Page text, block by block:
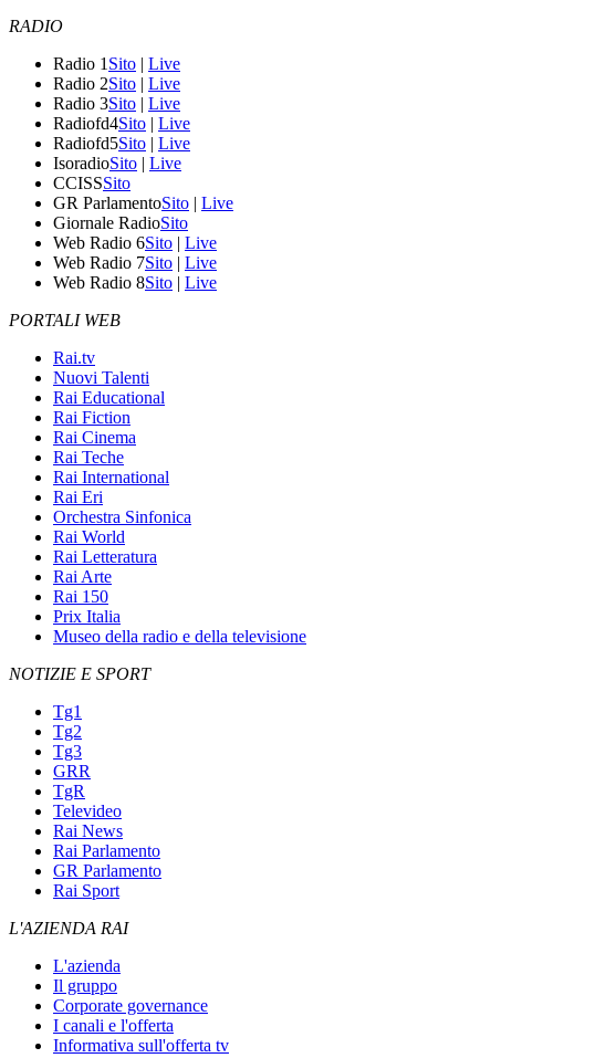
RADIO
Radio 1 Sito | Live
Radio 2Sito | Live
Radio 3Sito | Live
Radiofd4Sito | Live
Radiofd5Sito | Live
IsoradioSito | Live
CCISSSito
GR ParlamentoSito | Live
Giornale RadioSito
Web Radio 6Sito | Live
Web Radio 7Sito | Live
Web Radio 8Sito | Live
PORTALI WEB
Rai.tv
Nuovi Talenti
Rai Educational
Rai Fiction
Rai Cinema
Rai Teche
Rai International
Rai Eri
Orchestra Sinfonica
Rai World
Rai Letteratura
Rai Arte
Rai 150
Prix Italia
Museo della radio e della televisione
NOTIZIE E SPORT
Tg1
Tg2
Tg3
GRR
TgR
Televideo
Rai News
Rai Parlamento
GR Parlamento
Rai Sport
L'AZIENDA RAI
L'azienda
Il gruppo
Corporate governance
I canali e l'offerta
Informativa sull'offerta tv